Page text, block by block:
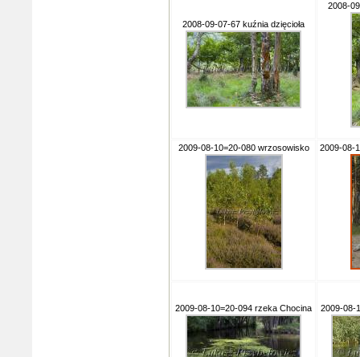
2008-09-07-67 kuźnia dzięcioła
2008-
2009-08-10=20-080 wrzosowisko 2009-08-
2009-08-10=20-094 rzeka Chocina 2009-08-